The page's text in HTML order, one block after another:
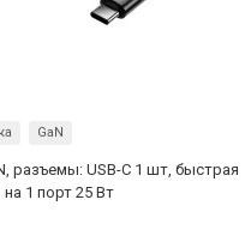
GaN
разъемы: USB-C 1 шт, быстрая
на 1 порт 25 Вт